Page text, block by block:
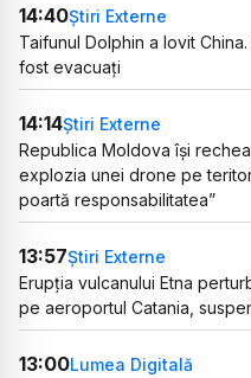
14:40Știri Externe
Taifunul Dolphin a lovit
fost evacuați
14:14Știri Externe
Republica Moldova își
explozia unei drone pe
poartă responsabilitatea”
13:57Știri Externe
Erupția vulcanului Etna
pe aeroportul Catania,
13:00Lumea Digitală